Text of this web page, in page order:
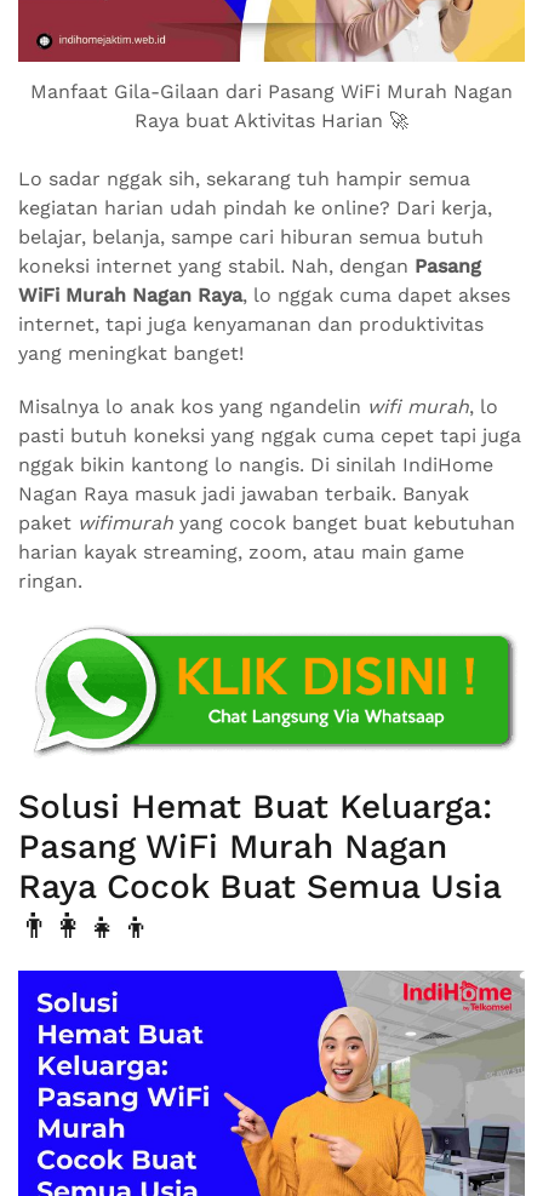
Manfaat Gila-Gilaan dari Pasang WiFi Murah Nagan
Raya buat Aktivitas Harian 🚀
Lo sadar nggak sih, sekarang tuh hampir semua
kegiatan harian udah pindah ke online? Dari kerja,
belajar, belanja, sampe cari hiburan semua butuh
koneksi internet yang stabil. Nah, dengan Pasang
WiFi Murah Nagan Raya, lo nggak cuma dapet akses
internet, tapi juga kenyamanan dan produktivitas
yang meningkat banget!
Misalnya lo anak kos yang ngandelin wifi murah, lo
pasti butuh koneksi yang nggak cuma cepet tapi juga
nggak bikin kantong lo nangis. Di sinilah IndiHome
Nagan Raya masuk jadi jawaban terbaik. Banyak
paket wifimurah yang cocok banget buat kebutuhan
harian kayak streaming, zoom, atau main game
ringan.
Solusi Hemat Buat Keluarga:
Pasang WiFi Murah Nagan
Raya Cocok Buat Semua Usia
👨‍👩‍👧‍👦